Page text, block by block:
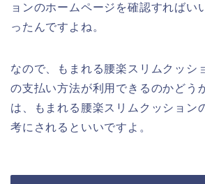
ョンのホームページを確認すればい
ったんですよね。
なので、もまれる腰楽スリムクッシ
の支払い方法が利用できるのかどう
は、もまれる腰楽スリムクッション
考にされるといいですよ。